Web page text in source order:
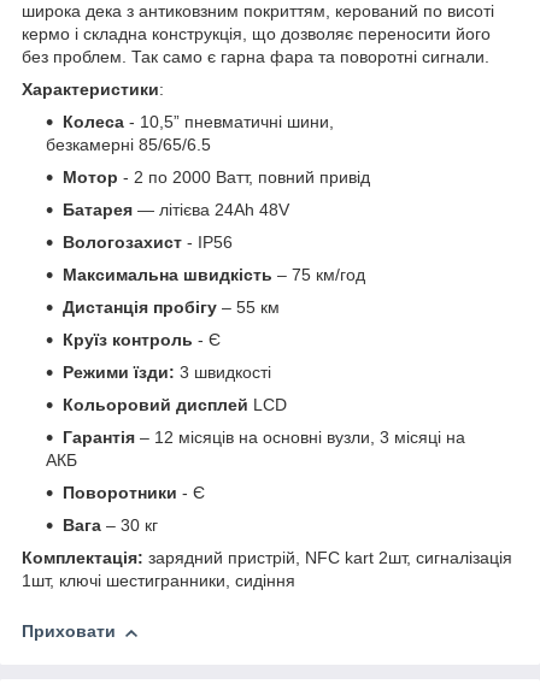
широка дека з антиковзним покриттям, керований по висоті
кермо і складна конструкція, що дозволяє переносити його
без проблем. Так само є гарна фара та поворотні сигнали.
Характеристики:
Колеса - 10,5” пневматичні шини,
безкамерні 85/65/6.5
Мотор - 2 по 2000 Ватт, повний привід
Батарея — літієва 24Ah 48V
Вологозахист - IP56
Максимальна швидкість – 75 км/год
Дистанція пробігу – 55 км
Круїз контроль - Є
Режими їзди: 3 швидкості
Кольоровий дисплей LCD
Гарантія – 12 місяців на основні вузли, 3 місяці на
АКБ
Поворотники - Є
Вага – 30 кг
Комплектація: зарядний пристрій, NFC kart 2шт, сигналізація
1шт, ключі шестигранники, сидіння
Приховати